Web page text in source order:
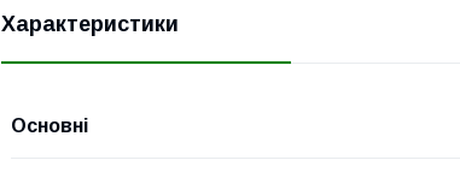
Характеристики
Основні